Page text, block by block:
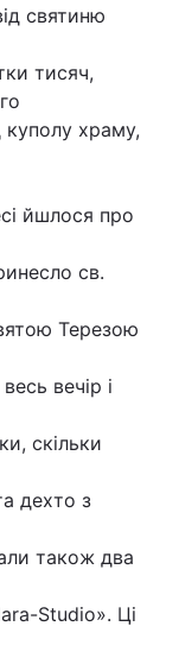
святиню
тисяч,
куполу храму,
йшлося про
св.
Терезою
вечір і
скільки
дехто з
також два
Studio». Ці